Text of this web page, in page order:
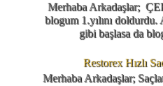
Merhaba Arkadaşlar;
blogum 1.yılını doldurdu.
gibi başlasa da
Restorex Hızlı
Merhaba Arkadaşlar;